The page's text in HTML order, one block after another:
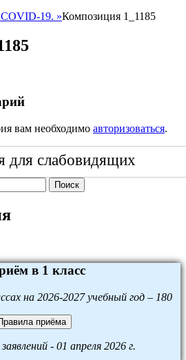
19. »Композиция 1_1185
вам необходимо авторизоваться.
для слабовидящих
Поиск
в 1 класс
на 2026-2027 учебный год – 180
приёма
- 01 апреля 2026 г.